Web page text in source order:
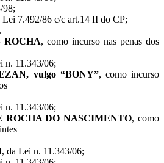
98;
7.492/86 c/c art.14 II do CP;
ROCHA, como incurso nas penas dos
n. 11.343/06;
vulgo “BONY”, como incurso
n. 11.343/06;
ROCHA DO NASCIMENTO, como
da Lei n. 11.343/06;